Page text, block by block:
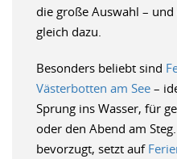
die große Auswahl –
gleich dazu.
Besonders beliebt sind
Västerbotten am See –
Sprung ins Wasser, für
oder den Abend am
bevorzugt, setzt auf